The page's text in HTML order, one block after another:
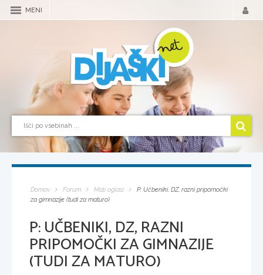
MENI
Domov Forum Mali oglasi
P: Učbeniki, DZ, razni pripomočki
za gimnazije (tudi za maturo)
P: UČBENIKI, DZ, RAZNI
PRIPOMOČKI ZA GIMNAZIJE
(TUDI ZA MATURO)